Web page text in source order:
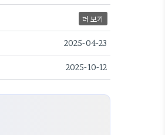
더 보기
2025-04-23
2025-10-12